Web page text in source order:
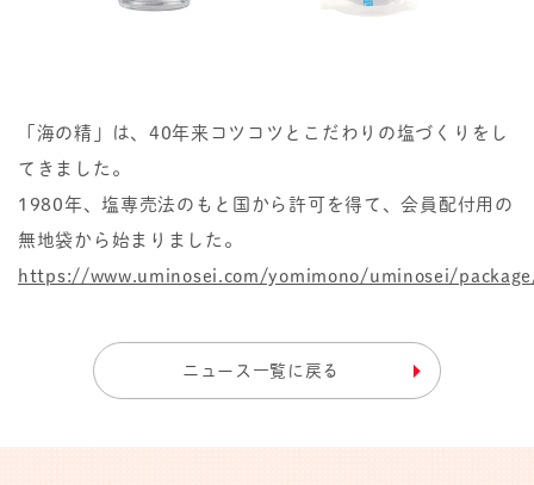
「海の精」は、40年来コツコツとこだわりの塩づくりをし
てきました。
1980年、塩専売法のもと国から許可を得て、会員配付用の
無地袋から始まりました。
https://www.uminosei.com/yomimono/uminosei/
ニュース一覧に戻る